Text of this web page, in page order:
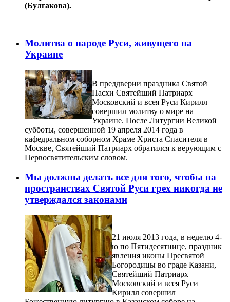
(Булгакова).
Молитва о народе Руси, живущего на
Украине
В преддверии праздника Святой
Пасхи Святейший Патриарх
Московский и всея Руси Кирилл
совершил молитву о мире на
Украине. После Литургии Великой
субботы, совершенной 19 апреля 2014 года в
кафедральном соборном Храме Христа Спасителя в
Москве, Святейший Патриарх обратился к верующим с
Первосвятительским словом.
Мы должны делать все для того, чтобы на
пространствах Святой Руси грех никогда не
утверждался законами
21 июля 2013 года, в неделю 4-
ю по Пятидесятнице, праздник
явления иконы Пресвятой
Богородицы во граде Казани,
Святейший Патриарх
Московский и всея Руси
Кирилл совершил